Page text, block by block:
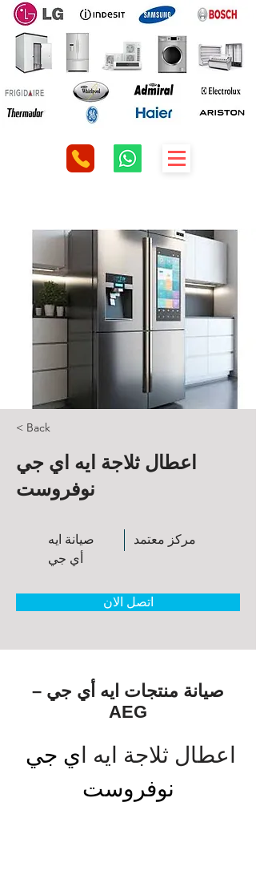
< Back
اعطال ثلاجة ايه اي جي
نوفروست
صيانة ايه
أي جي
مركز معتمد
اتصل الان
صيانة منتجات ايه أي جي –
AEG
اعطال ثلاجة ايه اي جي
نوفروست